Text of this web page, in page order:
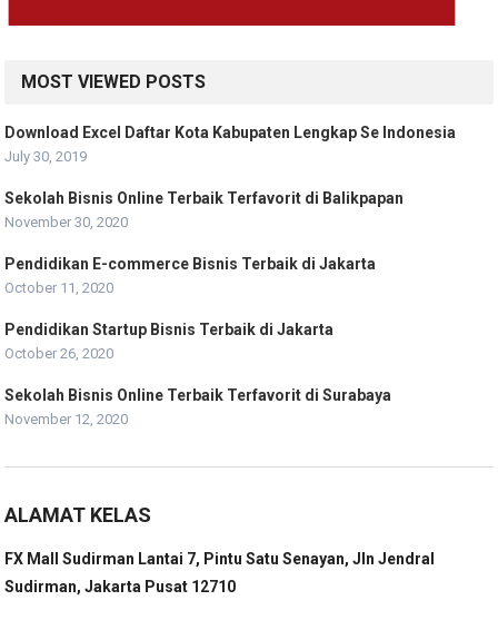
MOST VIEWED POSTS
Download Excel Daftar Kota Kabupaten Lengkap Se Indonesia
July 30, 2019
Sekolah Bisnis Online Terbaik Terfavorit di Balikpapan
November 30, 2020
Pendidikan E-commerce Bisnis Terbaik di Jakarta
October 11, 2020
Pendidikan Startup Bisnis Terbaik di Jakarta
October 26, 2020
Sekolah Bisnis Online Terbaik Terfavorit di Surabaya
November 12, 2020
ALAMAT KELAS
FX Mall Sudirman Lantai 7, Pintu Satu Senayan, Jln Jendral
Sudirman, Jakarta Pusat 12710